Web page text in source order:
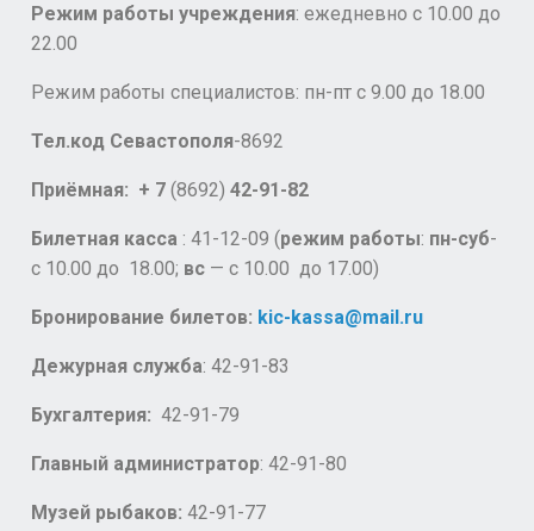
Режим работы учреждения: ежедневно с 10.00 до
22.00
Режим работы специалистов: пн-пт с 9.00 до 18.00
Тел.код Севастополя-8692
Приёмная: + 7 (8692) 42-91-82
Билетная касса : 41-12-09 (режим работы: пн-суб-
с 10.00 до 18.00; вс — с 10.00 до 17.00)
Бронирование билетов: kic-kassa@mail.ru
Дежурная служба: 42-91-83
Бухгалтерия: 42-91-79
Главный администратор: 42-91-80
Музей рыбаков: 42-91-77